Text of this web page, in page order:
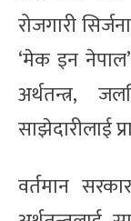
रोजगारी
‘मेक इन
अर्थतन्त्र,
साझेदारीलाई
वर्तमान